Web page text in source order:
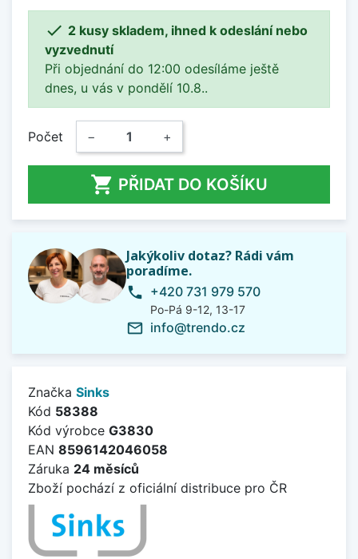
 2 kusy skladem, ihned k odeslání nebo
vyzvednutí
Při objednání do 12:00 odesíláme ještě
dnes, u vás v pondělí 10.8..
Počet − +
 PŘIDAT DO KOŠÍKU
Jakýkoliv dotaz? Rádi vám
poradíme.
phone +420 731 979 570
Po-Pá 9-12, 13-17
mail_outline info@trendo.cz
Značka Sinks
Kód 58388
Kód výrobce G3830
EAN 8596142046058
Záruka 24 měsíců
Zboží pochází z oficiální distribuce pro ČR